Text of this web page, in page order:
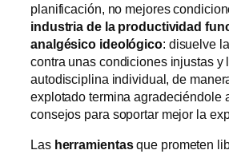
planificación, no mejores
industria de la productividad
analgésico ideológico: disuelve
contra unas condiciones injustas y
autodisciplina individual, de
explotado termina agradeciéndole
consejos para soportar mejor la
Las herramientasque prometen